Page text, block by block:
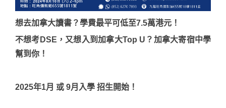
想去加拿大讀書？學費最平可低至7.5萬港元！
不想考DSE，又想入到加拿大Top U？加拿大寄宿中學
幫到你！
2025年1月 或 9月入學 招生開始！